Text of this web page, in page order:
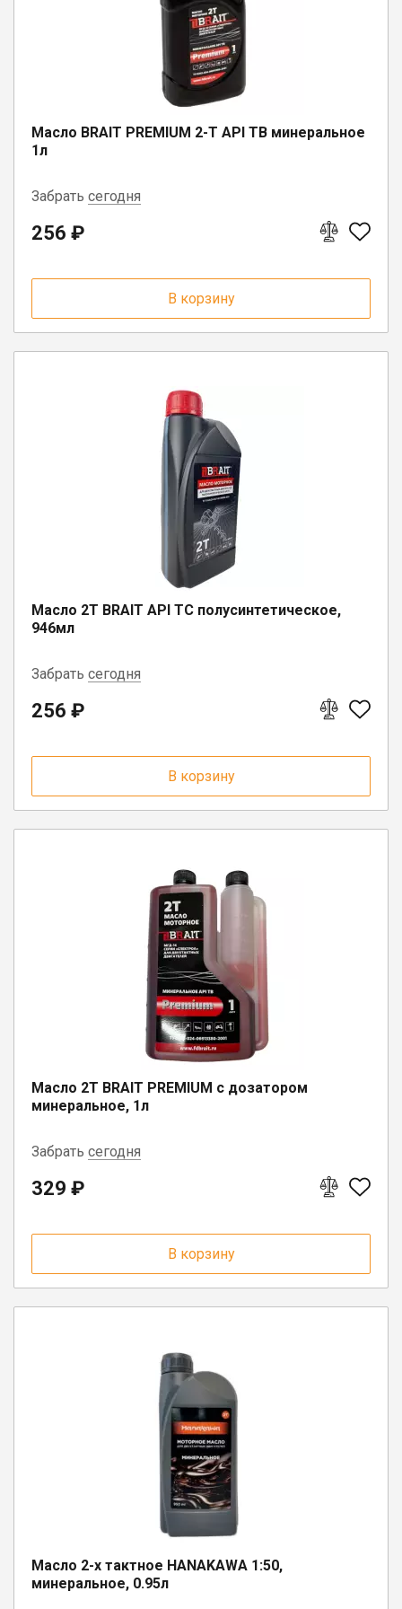
п. Шексна, ул. Труда, д. 18
Масло BRAIT PREMIUM 2-Т API TB минеральное
1л
Забрать сегодня
пгт. Чагода, ул. Кооперативная, д.
п. Депо, ул. Советская, д. 13
256 ₽
В корзину
Масло 2Т BRAIT API TС полусинтетическое,
946мл
Забрать сегодня
г. Бабаево, ул. Свердлова, 3
256 ₽
В корзину
Масло 2Т BRAIT PREMIUM с дозатором
минеральное, 1л
Забрать сегодня
г. Бабаево, ул. Свердлова, 3
329 ₽
В корзину
Масло 2-х тактное HANAKAWA 1:50,
минеральное, 0.95л